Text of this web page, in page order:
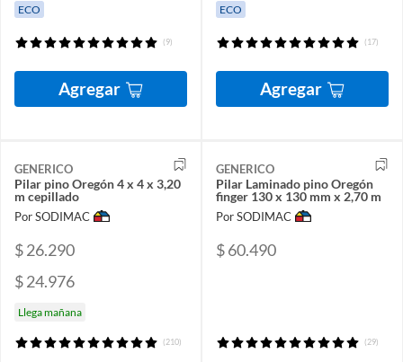
ECO
(9)
Agregar
ECO
(17)
Agregar
GENERICO
Pilar pino Oregón 4 x 4 x 3,20
m cepillado
Por SODIMAC
$ 26.290
$ 24.976
Llega mañana
(210)
GENERICO
Pilar Laminado pino Oregón
finger 130 x 130 mm x 2,70 m
Por SODIMAC
$ 60.490
(29)